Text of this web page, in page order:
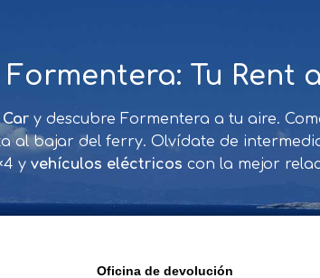
Tu Rent
y descubre Formentera a tu aire.
al bajar del ferry. Olvídate de
y vehículos eléctricos con la mejor